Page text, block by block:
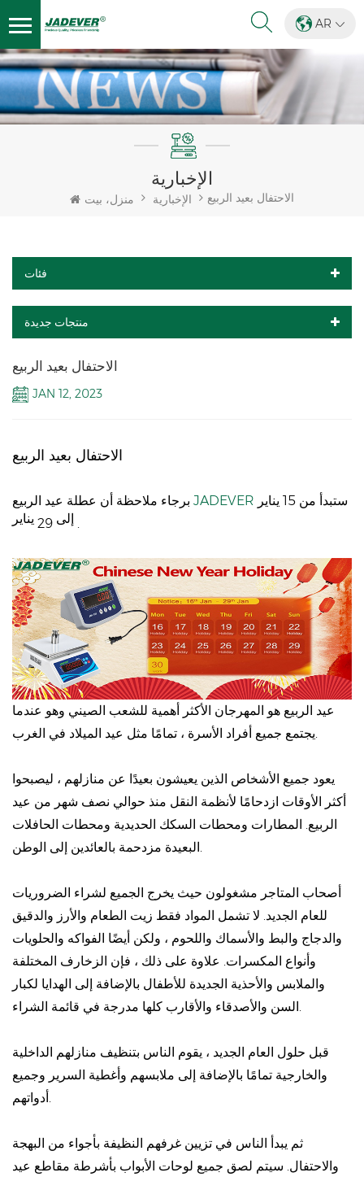
AR
الإخبارية
منزل، بيت الإخبارية الاحتفال بعيد الربيع
فئات
منتجات جديدة
الاحتفال بعيد الربيع
JAN 12, 2023
الاحتفال بعيد الربيع
JADEVER
ستبدأ من 15 يناير
إلى
يناير .
عيد الربيع هو المهرجان الأكثر أهمية للشعب الصيني وهو عندما
يجتمع جميع أفراد الأسرة ، تمامًا مثل عيد الميلاد في الغرب.
يعود جميع الأشخاص الذين يعيشون بعيدًا عن منازلهم ، ليصبحوا
أكثر الأوقات ازدحامًا لأنظمة النقل منذ حوالي نصف شهر من عيد
الربيع. المطارات ومحطات السكك الحديدية ومحطات الحافلات
البعيدة مزدحمة بالعائدين إلى الوطن.
أصحاب المتاجر مشغولون حيث يخرج الجميع لشراء الضروريات
للعام الجديد. لا تشمل المواد فقط زيت الطعام والأرز والدقيق
والدجاج والبط والأسماك واللحوم ، ولكن أيضًا الفواكه والحلويات
وأنواع المكسرات. علاوة على ذلك ، فإن الزخارف المختلفة
والملابس والأحذية الجديدة للأطفال بالإضافة إلى الهدايا لكبار
السن والأصدقاء والأقارب كلها مدرجة في قائمة الشراء.
قبل حلول العام الجديد ، يقوم الناس بتنظيف منازلهم الداخلية
والخارجية تمامًا بالإضافة إلى ملابسهم وأغطية السرير وجميع
أدواتهم.
ثم يبدأ الناس في تزيين غرفهم النظيفة بأجواء من البهجة
والاحتفال. سيتم لصق جميع لوحات الأبواب بأشرطة مقاطع عيد